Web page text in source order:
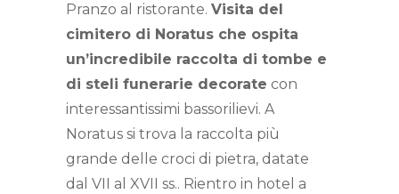
Pranzo al ristorante. Visita del
cimitero di Noratus che ospita
un’incredibile raccolta di tombe e
di steli funerarie decorate con
interessantissimi bassorilievi. A
Noratus si trova la raccolta più
grande delle croci di pietra, datate
dal VII al XVII ss.. Rientro in hotel a